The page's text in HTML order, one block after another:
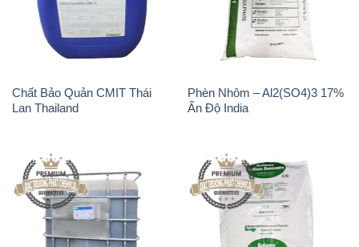
Chất Bảo Quản CMIT Thái
Lan Thailand
Phèn Nhôm – Al2(SO4)3 17%
Ấn Độ India